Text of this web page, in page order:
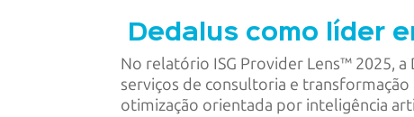
Dedalus como líder
No relatório ISG Provider Lens™ 2025,
serviços de consultoria e
otimização orientada por inteligência